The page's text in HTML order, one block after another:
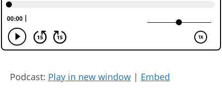
Podcast: Play in new window | Embed